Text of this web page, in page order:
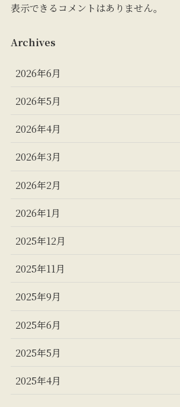
表示できるコメントはありません。
Archives
2026年6月
2026年5月
2026年4月
2026年3月
2026年2月
2026年1月
2025年12月
2025年11月
2025年9月
2025年6月
2025年5月
2025年4月